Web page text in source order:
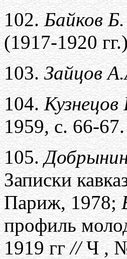
102.Байков Б.
(1917-1920
103.Зайцов
104.
1959,с. 66-67.
105.
Записки
Париж, 1978;
профиль
1919 гг//Ч,